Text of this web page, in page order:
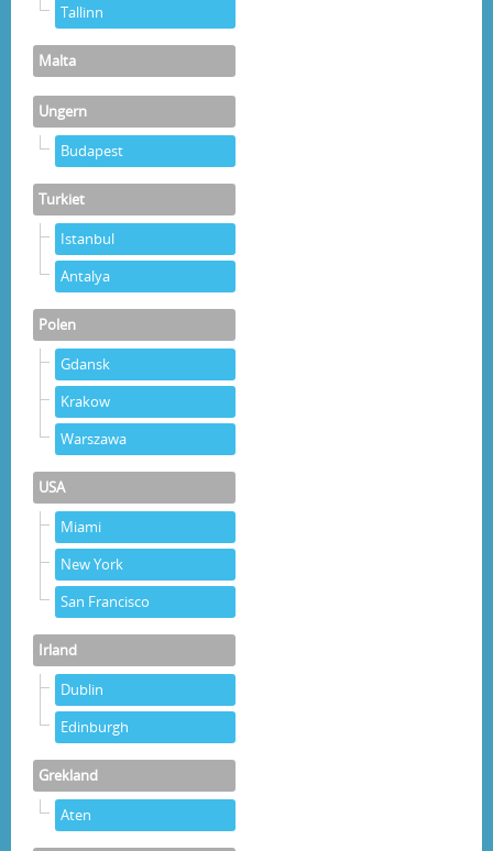
Tallinn
Malta
Ungern
Budapest
Turkiet
Istanbul
Antalya
Polen
Gdansk
Krakow
Warszawa
USA
Miami
New York
San Francisco
Irland
Dublin
Edinburgh
Grekland
Aten